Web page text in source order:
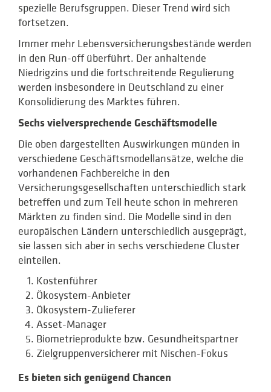
spezielle Berufsgruppen. Dieser Trend wird sich
fortsetzen.
Immer mehr Lebensversicherungsbestände werden
in den Run-off überführt. Der anhaltende
Niedrigzins und die fortschreitende Regulierung
werden insbesondere in Deutschland zu einer
Konsolidierung des Marktes führen.
Sechs vielversprechende Geschäftsmodelle
Die oben dargestellten Auswirkungen münden in
verschiedene Geschäftsmodellansätze, welche die
vorhandenen Fachbereiche in den
Versicherungsgesellschaften unterschiedlich stark
betreffen und zum Teil heute schon in mehreren
Märkten zu finden sind. Die Modelle sind in den
europäischen Ländern unterschiedlich ausgeprägt,
sie lassen sich aber in sechs verschiedene Cluster
einteilen.
Kostenführer
Ökosystem-Anbieter
Ökosystem-Zulieferer
Asset-Manager
Biometrieprodukte bzw. Gesundheitspartner
Zielgruppenversicherer mit Nischen-Fokus
Es bieten sich genügend Chancen